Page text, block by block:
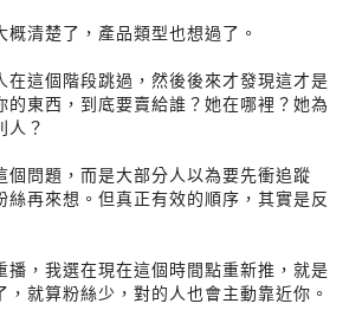
清楚了，產品類型也想過了。
在這個階段跳過，然後後來才發現這才是
的東西，到底要賣給誰？她在哪裡？她為
人？
個問題，而是大部分人以為要先衝追蹤
絲再來想。但真正有效的順序，其實是反
播，我選在現在這個時間點重新推，就是
，就算粉絲少，對的人也會主動靠近你。